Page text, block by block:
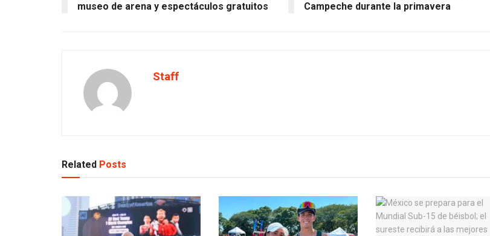
museo de arena y espectáculos gratuitos
Campeche durante la primavera
Staff
Related Posts